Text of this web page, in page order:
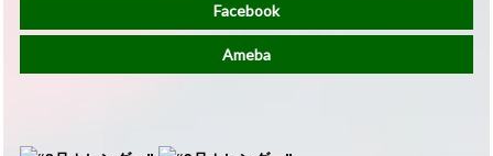
Facebook
Ameba